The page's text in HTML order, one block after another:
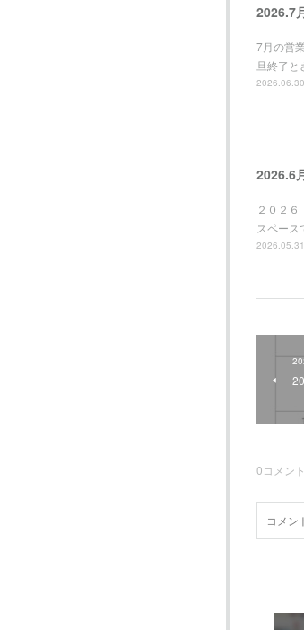
2026.7
7月の営
旦終了
2026.6
２０２
スペース
0コメント